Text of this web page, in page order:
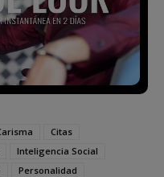
Citas
Inteligencia Social
Personalidad